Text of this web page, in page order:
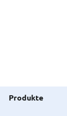
Produkte